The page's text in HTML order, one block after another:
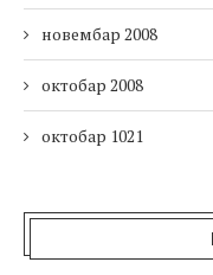
новембар 2008
октобар 2008
октобар 1021